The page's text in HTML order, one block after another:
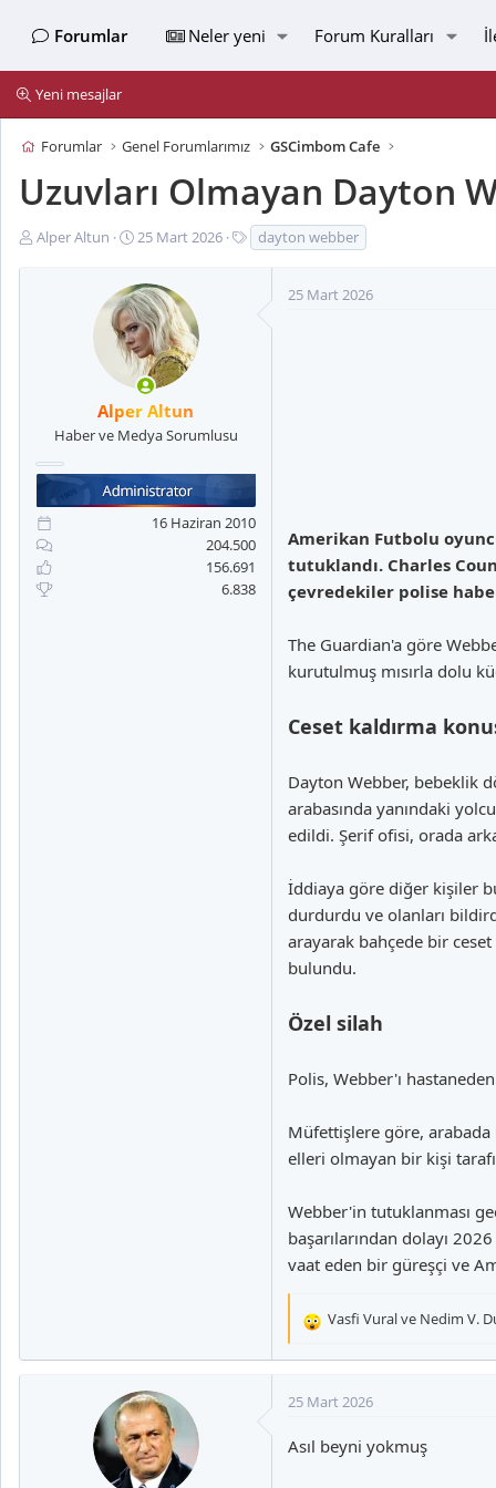
Forumlar Neler yeni Forum Kuralları
Yeni mesajlar
Forumlar Genel Forumlarımız GSCimbom Cafe
Uzuvları Olmayan Dayton
K
t
n
Alper Altun
B
ş
l
a
n
g
ı
ç
t
r
i
25 Mart 2026
t
dayton webber
Alper Altun
Haber ve Medya Sorumlusu
16 Haziran 2010
204.500
156.691
6.838
25 Mart 2026
Amerikan Futbolu
tutuklandı. Charles
çevredekiler polise
The Guardian'a göre
kurutulmuş mısırla dolu
Ceset kaldırma
Dayton Webber, bebeklik
arabasında yanındaki
edildi. Şerif ofisi, orada
İddiaya göre diğer kişiler
durdurdu ve olanları
arayarak bahçede bir
bulundu.
Özel silah
Polis, Webber'ı
Müfettişlere göre, arabada
elleri olmayan bir kişi
Webber'in tutuklanması
başarılarından dolayı
vaat eden bir güreşçi ve
T
k
Vasfi Vuralve Nedim V.
25 Mart 2026
Asıl beyni yokmuş